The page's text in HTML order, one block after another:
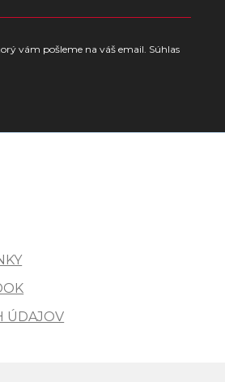
vám pošleme na váš email. Súhlas
ÚDAJOV